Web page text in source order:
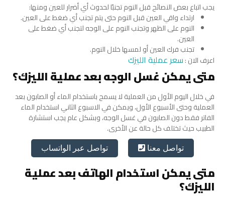
يجب اتباع بعض النصائح قبل النوم تجنبًا لحدوث أي أضرار للعين ومنها:
ارتداء واقي العين قبل النوم حتى يتم تجنب أي ضغط على العين.
النوم على الظهر وتجنب النوم على الوجه لتجنب أي ضغط على
العين.
تجنب فرك العين أو لمسها خلال النوم.
اعرف الان :سعر عملية الليزك
متى يمكن غسل الوجه بعد عملية الليزك؟
في خلال اليوم الأول من العملية لا يسمح باستخدام الماء أو الصابون بعد
العملية وحتى الأسبوع الأول، ويمكن في الاسبوع الثاني استخدام الماء
الفاتر فقط دون الصابون في غسل الوجه، وبشكل عام يجب استشارة
الطبيب حيث تختلف كل حالة عن الأخرى.
تواصل معنا تواصل عبر الواتساب
متى يمكن استخدام الهاتف بعد عملية
الليزك؟